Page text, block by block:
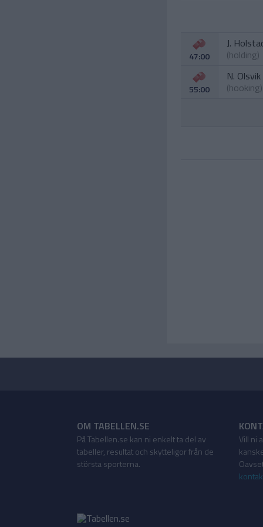
47:00
J.
(holding)
55:00
N. Olsvik
(hooking)
OM TABELLEN.SE
På Tabellen.se kan ni enkelt ta del av
tabeller, resultat och skytteligor från de
största sporterna.
Vill ni